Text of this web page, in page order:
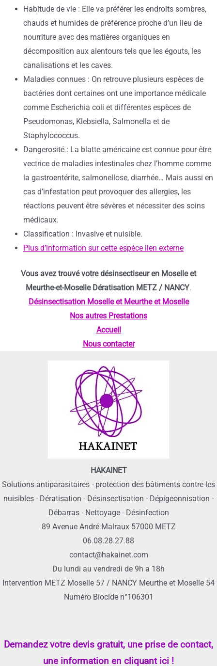
Habitude de vie : Elle va préférer les endroits sombres,
chauds et humides de préférence proche d’un lieu de
nourriture avec des matières organiques en
décomposition aux alentours tels que les égouts, les
canalisations et les caves.
Maladies connues : On retrouve plusieurs espèces de
bactéries dont certaines ont une importance médicale
comme Escherichia coli et différentes espèces de
Pseudomonas, Klebsiella, Salmonella et de
Staphylococcus.
Dangerosité : La blatte américaine est connue pour être
vectrice de maladies intestinales chez l’homme comme
la gastroentérite, salmonellose, diarrhée… Mais aussi en
cas d’infestation peut provoquer des allergies, les
réactions peuvent être sévères et nécessiter des soins
médicaux.
Classification : Invasive et nuisible.
Plus d’information sur cette espèce lien externe
Vous avez trouvé votre désinsectiseur en Moselle et
Meurthe-et-Moselle Dératisation METZ / NANCY.
Désinsectisation Moselle et Meurthe et Moselle
Nos autres Prestations
Accueil
Nous contacter
HAKAINET
Solutions antiparasitaires - protection des bâtiments contre les
nuisibles - Dératisation - Désinsectisation - Dépigeonnisation -
Débarras - Nettoyage - Désinfection
89 Avenue André Malraux 57000 METZ
06.08.28.27.88
contact@hakainet.com
Du lundi au vendredi de 9h a 18h
Intervention METZ Moselle 57 / NANCY Meurthe et Moselle 54
Numéro Biocide n°106301
Demandez votre devis gratuit, une prise de contact,
une information en cliquant ici !